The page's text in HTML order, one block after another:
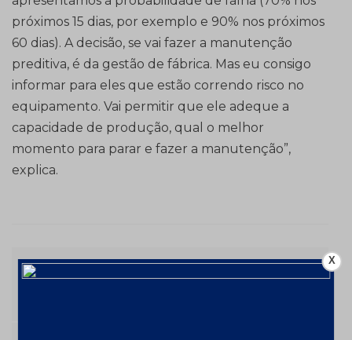
próximos 15 dias, por exemplo e 90% nos próximos
60 dias). A decisão, se vai fazer a manutenção
preditiva, é da gestão de fábrica. Mas eu consigo
informar para eles que estão correndo risco no
equipamento. Vai permitir que ele adeque a
capacidade de produção, qual o melhor
momento para parar e fazer a manutenção”,
explica.
Navegação
X